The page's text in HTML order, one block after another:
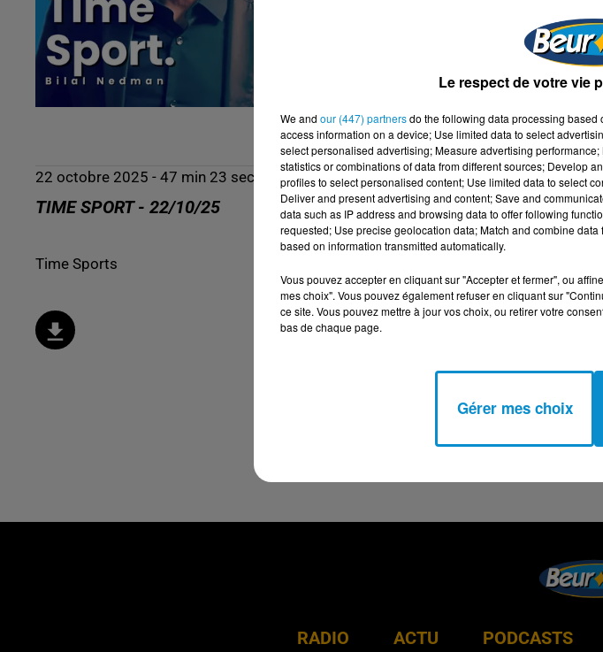
22 octobre 2025 - 47 min 23 sec
TIME SPORT - 22/10/25
Time Sports
RADIO ACTU PODCASTS
Le respect de votre vie
We and our (447) partnersdo the following data processing based
access information on a device; Use limited data to select
select personalised advertising; Measure advertising
statistics or combinations of data from different sources; Develop
profiles to select personalised content; Use limited data to select
Deliver and present advertising and content; Save and
data such as IP address and browsing data to offer following
requested; Use precise geolocation data; Match and combine
based on information transmitted automatically.
Vous pouvez accepter en cliquant sur "Accepter et fermer", ou
mes choix". Vous pouvez également refuser en cliquant sur
ce site. Vous pouvez mettre à jour vos choix, ou retirer votre
bas de chaque page.
Gérer mes choix